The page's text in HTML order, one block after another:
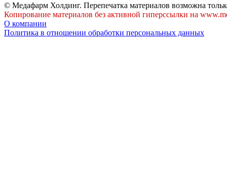
© Медафарм Холдинг. Перепечатка материалов возможна
Копирование материалов без активной гиперссылки на
О компании
Политика в отношении обработки персональных данных